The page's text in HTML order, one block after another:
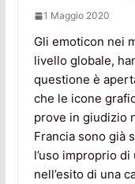
1 Maggio 2020
Gli emoticon nei
livello globale,
questione è
che le icone
prove in giudizio
Francia sono già
l’uso improprio
nell’esito di una